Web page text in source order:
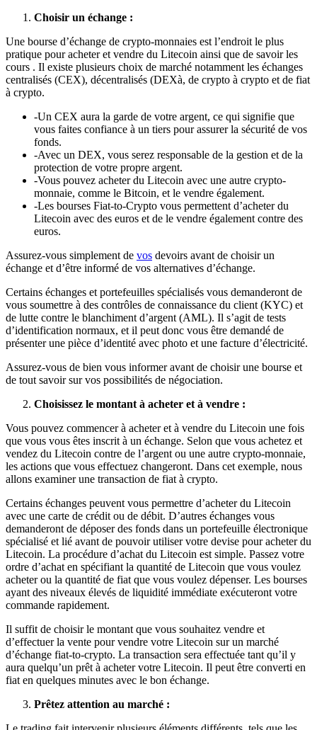
Choisir un échange :
Une bourse d’échange de crypto-monnaies est l’endroit le plus
pratique pour acheter et vendre du Litecoin ainsi que de savoir les
cours . Il existe plusieurs choix de marché notamment les échanges
centralisés (CEX), décentralisés (DEXà, de crypto à crypto et de fiat
à crypto.
-Un CEX aura la garde de votre argent, ce qui signifie que
vous faites confiance à un tiers pour assurer la sécurité de vos
fonds.
-Avec un DEX, vous serez responsable de la gestion et de la
protection de votre propre argent.
-Vous pouvez acheter du Litecoin avec une autre crypto-
monnaie, comme le Bitcoin, et le vendre également.
-Les bourses Fiat-to-Crypto vous permettent d’acheter du
Litecoin avec des euros et de le vendre également contre des
euros.
Assurez-vous simplement de vos devoirs avant de choisir un
échange et d’être informé de vos alternatives d’échange.
Certains échanges et portefeuilles spécialisés vous demanderont de
vous soumettre à des contrôles de connaissance du client (KYC) et
de lutte contre le blanchiment d’argent (AML). Il s’agit de tests
d’identification normaux, et il peut donc vous être demandé de
présenter une pièce d’identité avec photo et une facture d’électricité.
Assurez-vous de bien vous informer avant de choisir une bourse et
de tout savoir sur vos possibilités de négociation.
Choisissez le montant à acheter et à vendre :
Vous pouvez commencer à acheter et à vendre du Litecoin une fois
que vous vous êtes inscrit à un échange. Selon que vous achetez et
vendez du Litecoin contre de l’argent ou une autre crypto-monnaie,
les actions que vous effectuez changeront. Dans cet exemple, nous
allons examiner une transaction de fiat à crypto.
Certains échanges peuvent vous permettre d’acheter du Litecoin
avec une carte de crédit ou de débit. D’autres échanges vous
demanderont de déposer des fonds dans un portefeuille électronique
spécialisé et lié avant de pouvoir utiliser votre devise pour acheter du
Litecoin. La procédure d’achat du Litecoin est simple. Passez votre
ordre d’achat en spécifiant la quantité de Litecoin que vous voulez
acheter ou la quantité de fiat que vous voulez dépenser. Les bourses
ayant des niveaux élevés de liquidité immédiate exécuteront votre
commande rapidement.
Il suffit de choisir le montant que vous souhaitez vendre et
d’effectuer la vente pour vendre votre Litecoin sur un marché
d’échange fiat-to-crypto. La transaction sera effectuée tant qu’il y
aura quelqu’un prêt à acheter votre Litecoin. Il peut être converti en
fiat en quelques minutes avec le bon échange.
Prêtez attention au marché :